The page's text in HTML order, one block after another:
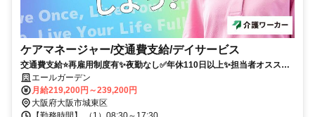
ケアマネージャー/交通費支給/デイサービス
交通費支給⭐️再雇用制度有✨夜勤なし✅️年休110日以上✨担当者オススメ
⭕️残業なし✨経験者優遇❗️週休2日
エールガーデン
月給219,200円～239,200円
大阪府大阪市城東区